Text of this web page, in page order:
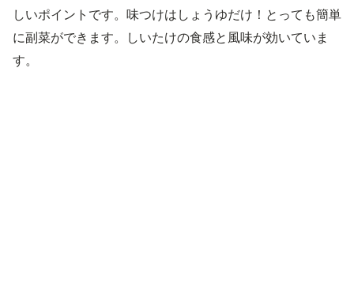
しいポイントです。味つけはしょうゆだけ！とっても簡単
に副菜ができます。しいたけの食感と風味が効いていま
す。